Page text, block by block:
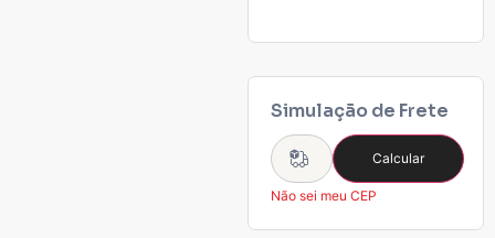
Simulação de Frete
Calcular
Não sei meu CEP